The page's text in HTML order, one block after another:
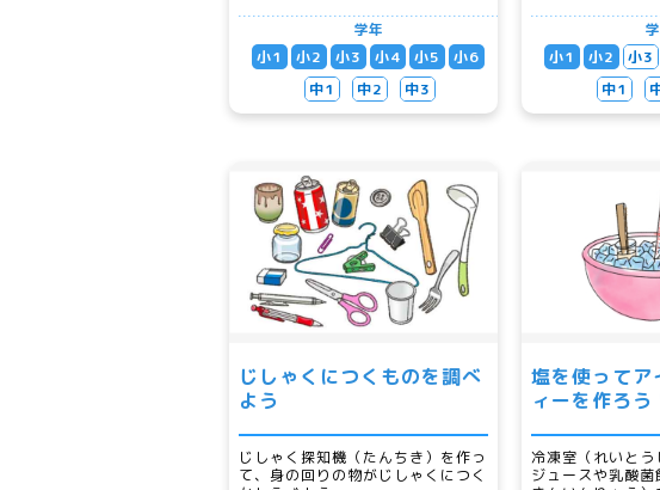
学年
小1
小2 小3 小4 小5
小6
中1
中2 中3
小1
小2 小3
中1
じしゃくにつくものを調べ
よう
じしゃく探知機（たんちき）を作っ
て、身の回りの物がじしゃくにつく
塩を使ってア
ィーを作ろう
冷凍室（れいとう
ジュースや乳酸